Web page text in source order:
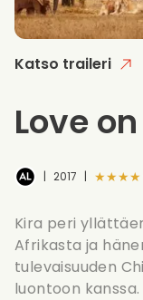
Katso traileri
Love
| 2017 | ★★★★★
Kira peri
Afrikasta ja
tulevaisuuden
luontoon kanssa.